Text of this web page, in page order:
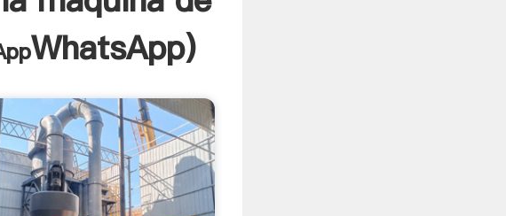
WhatsApp)